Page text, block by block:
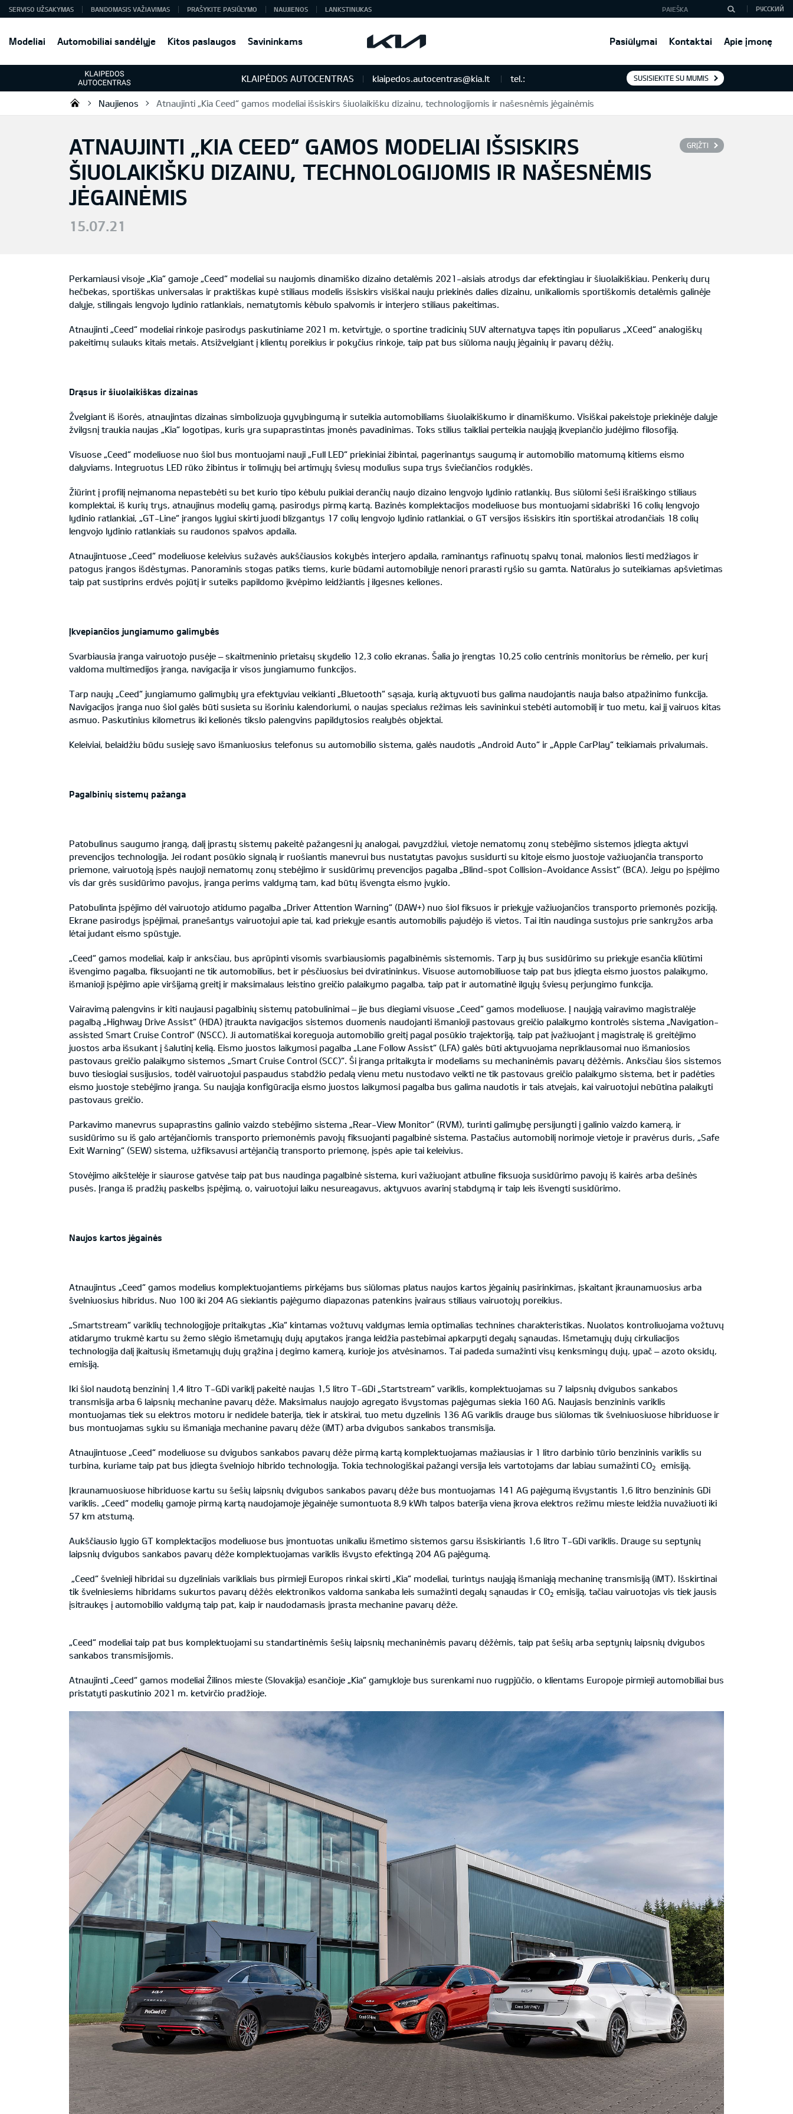
Modeliai Automobiliai sandėlyje Kitos paslaugos Savininkams Pasiūlymai Kontaktai Apie įmonę
SERVISO UŽSAKYMAS BANDOMASIS VAŽIAVIMAS PRAŠYKITE PASIŪLYMO NAUJIENOS LANKSTINUKAS РУССКИЙ
KLAIPĖDOS AUTOCENTRAS klaipedos.autocentras@kia.lt tel.: SUSISIEKITE SU MUMIS
Klaipėdos Autocentras
Naujienos Atnaujinti „Kia Ceed“ gamos modeliai išsiskirs šiuolaikišku dizainu, technologijomis ir našesnėmis jėgainėmis
GRĮŽTI
ATNAUJINTI „KIA CEED“ GAMOS MODELIAI IŠSISKIRS
ŠIUOLAIKIŠKU DIZAINU, TECHNOLOGIJOMIS IR NAŠESNĖMIS
JĖGAINĖMIS
15.07.21
Perkamiausi visoje „Kia“ gamoje „Ceed“ modeliai su naujomis dinamiško dizaino detalėmis 2021-aisiais atrodys dar efektingiau ir šiuolaikiškiau. Penkerių durų
hečbekas, sportiškas universalas ir praktiškas kupė stiliaus modelis išsiskirs visiškai nauju priekinės dalies dizainu, unikaliomis sportiškomis detalėmis galinėje
dalyje, stilingais lengvojo lydinio ratlankiais, nematytomis kėbulo spalvomis ir interjero stiliaus pakeitimas.
Atnaujinti „Ceed“ modeliai rinkoje pasirodys paskutiniame 2021 m. ketvirtyje, o sportine tradicinių SUV alternatyva tapęs itin populiarus „XCeed“ analogiškų
pakeitimų sulauks kitais metais. Atsižvelgiant į klientų poreikius ir pokyčius rinkoje, taip pat bus siūloma naujų jėgainių ir pavarų dėžių.
Drąsus ir šiuolaikiškas dizainas
Žvelgiant iš išorės, atnaujintas dizainas simbolizuoja gyvybingumą ir suteikia automobiliams šiuolaikiškumo ir dinamiškumo. Visiškai pakeistoje priekinėje dalyje
žvilgsnį traukia naujas „Kia“ logotipas, kuris yra supaprastintas įmonės pavadinimas. Toks stilius taikliai perteikia naująją įkvepiančio judėjimo filosofiją.
Visuose „Ceed“ modeliuose nuo šiol bus montuojami nauji „Full LED“ priekiniai žibintai, pagerinantys saugumą ir automobilio matomumą kitiems eismo
dalyviams. Integruotus LED rūko žibintus ir tolimųjų bei artimųjų šviesų modulius supa trys šviečiančios rodyklės.
Žiūrint į profilį neįmanoma nepastebėti su bet kurio tipo kėbulu puikiai derančių naujo dizaino lengvojo lydinio ratlankių. Bus siūlomi šeši išraiškingo stiliaus
komplektai, iš kurių trys, atnaujinus modelių gamą, pasirodys pirmą kartą. Bazinės komplektacijos modeliuose bus montuojami sidabriški 16 colių lengvojo
lydinio ratlankiai, „GT-Line“ įrangos lygiui skirti juodi blizgantys 17 colių lengvojo lydinio ratlankiai, o GT versijos išsiskirs itin sportiškai atrodančiais 18 colių
lengvojo lydinio ratlankiais su raudonos spalvos apdaila.
Atnaujintuose „Ceed“ modeliuose keleivius sužavės aukščiausios kokybės interjero apdaila, raminantys rafinuotų spalvų tonai, malonios liesti medžiagos ir
patogus įrangos išdėstymas. Panoraminis stogas patiks tiems, kurie būdami automobilyje nenori prarasti ryšio su gamta. Natūralus jo suteikiamas apšvietimas
taip pat sustiprins erdvės pojūtį ir suteiks papildomo įkvėpimo leidžiantis į ilgesnes keliones.
Įkvepiančios jungiamumo galimybės
Svarbiausia įranga vairuotojo pusėje – skaitmeninio prietaisų skydelio 12,3 colio ekranas. Šalia jo įrengtas 10,25 colio centrinis monitorius be rėmelio, per kurį
valdoma multimedijos įranga, navigacija ir visos jungiamumo funkcijos.
Tarp naujų „Ceed“ jungiamumo galimybių yra efektyviau veikianti „Bluetooth“ sąsaja, kurią aktyvuoti bus galima naudojantis nauja balso atpažinimo funkcija.
Navigacijos įranga nuo šiol galės būti susieta su išoriniu kalendoriumi, o naujas specialus režimas leis savininkui stebėti automobilį ir tuo metu, kai jį vairuos kitas
asmuo. Paskutinius kilometrus iki kelionės tikslo palengvins papildytosios realybės objektai.
Keleiviai, belaidžiu būdu susieję savo išmaniuosius telefonus su automobilio sistema, galės naudotis „Android Auto“ ir „Apple CarPlay“ teikiamais privalumais.
Pagalbinių sistemų pažanga
Patobulinus saugumo įrangą, dalį įprastų sistemų pakeitė pažangesni jų analogai, pavyzdžiui, vietoje nematomų zonų stebėjimo sistemos įdiegta aktyvi
prevencijos technologija. Jei rodant posūkio signalą ir ruošiantis manevrui bus nustatytas pavojus susidurti su kitoje eismo juostoje važiuojančia transporto
priemone, vairuotoją įspės naujoji nematomų zonų stebėjimo ir susidūrimų prevencijos pagalba „Blind-spot Collision-Avoidance Assist“ (BCA). Jeigu po įspėjimo
vis dar grės susidūrimo pavojus, įranga perims valdymą tam, kad būtų išvengta eismo įvykio.
Patobulinta įspėjimo dėl vairuotojo atidumo pagalba „Driver Attention Warning“ (DAW+) nuo šiol fiksuos ir priekyje važiuojančios transporto priemonės poziciją.
Ekrane pasirodys įspėjimai, pranešantys vairuotojui apie tai, kad priekyje esantis automobilis pajudėjo iš vietos. Tai itin naudinga sustojus prie sankryžos arba
lėtai judant eismo spūstyje.
„Ceed“ gamos modeliai, kaip ir anksčiau, bus aprūpinti visomis svarbiausiomis pagalbinėmis sistemomis. Tarp jų bus susidūrimo su priekyje esančia kliūtimi
išvengimo pagalba, fiksuojanti ne tik automobilius, bet ir pėsčiuosius bei dviratininkus. Visuose automobiliuose taip pat bus įdiegta eismo juostos palaikymo,
išmanioji įspėjimo apie viršijamą greitį ir maksimalaus leistino greičio palaikymo pagalba, taip pat ir automatinė ilgųjų šviesų perjungimo funkcija.
Vairavimą palengvins ir kiti naujausi pagalbinių sistemų patobulinimai – jie bus diegiami visuose „Ceed“ gamos modeliuose. Į naująją vairavimo magistralėje
pagalbą „Highway Drive Assist“ (HDA) įtraukta navigacijos sistemos duomenis naudojanti išmanioji pastovaus greičio palaikymo kontrolės sistema „Navigation-
assisted Smart Cruise Control“ (NSCC). Ji automatiškai koreguoja automobilio greitį pagal posūkio trajektoriją, taip pat įvažiuojant į magistralę iš greitėjimo
juostos arba išsukant į šalutinį kelią. Eismo juostos laikymosi pagalba „Lane Follow Assist“ (LFA) galės būti aktyvuojama nepriklausomai nuo išmaniosios
pastovaus greičio palaikymo sistemos „Smart Cruise Control (SCC)“. Ši įranga pritaikyta ir modeliams su mechaninėmis pavarų dėžėmis. Anksčiau šios sistemos
buvo tiesiogiai susijusios, todėl vairuotojui paspaudus stabdžio pedalą vienu metu nustodavo veikti ne tik pastovaus greičio palaikymo sistema, bet ir padėties
eismo juostoje stebėjimo įranga. Su naująja konfigūracija eismo juostos laikymosi pagalba bus galima naudotis ir tais atvejais, kai vairuotojui nebūtina palaikyti
pastovaus greičio.
Parkavimo manevrus supaprastins galinio vaizdo stebėjimo sistema „Rear-View Monitor“ (RVM), turinti galimybę persijungti į galinio vaizdo kamerą, ir
susidūrimo su iš galo artėjančiomis transporto priemonėmis pavojų fiksuojanti pagalbinė sistema. Pastačius automobilį norimoje vietoje ir pravėrus duris, „Safe
Exit Warning“ (SEW) sistema, užfiksavusi artėjančią transporto priemonę, įspės apie tai keleivius.
Stovėjimo aikštelėje ir siaurose gatvėse taip pat bus naudinga pagalbinė sistema, kuri važiuojant atbuline fiksuoja susidūrimo pavojų iš kairės arba dešinės
pusės. Įranga iš pradžių paskelbs įspėjimą, o, vairuotojui laiku nesureagavus, aktyvuos avarinį stabdymą ir taip leis išvengti susidūrimo.
Naujos kartos jėgainės
Atnaujintus „Ceed“ gamos modelius komplektuojantiems pirkėjams bus siūlomas platus naujos kartos jėgainių pasirinkimas, įskaitant įkraunamuosius arba
švelniuosius hibridus. Nuo 100 iki 204 AG siekiantis pajėgumo diapazonas patenkins įvairaus stiliaus vairuotojų poreikius.
„Smartstream“ variklių technologijoje pritaikytas „Kia“ kintamas vožtuvų valdymas lemia optimalias technines charakteristikas. Nuolatos kontroliuojama vožtuvų
atidarymo trukmė kartu su žemo slėgio išmetamųjų dujų apytakos įranga leidžia pastebimai apkarpyti degalų sąnaudas. Išmetamųjų dujų cirkuliacijos
technologija dalį įkaitusių išmetamųjų dujų grąžina į degimo kamerą, kurioje jos atvėsinamos. Tai padeda sumažinti visų kenksmingų dujų, ypač – azoto oksidų,
emisiją.
Iki šiol naudotą benzininį 1,4 litro T-GDi variklį pakeitė naujas 1,5 litro T-GDi „Startstream“ variklis, komplektuojamas su 7 laipsnių dvigubos sankabos
transmisija arba 6 laipsnių mechanine pavarų dėže. Maksimalus naujojo agregato išvystomas pajėgumas siekia 160 AG. Naujasis benzininis variklis
montuojamas tiek su elektros motoru ir nedidele baterija, tiek ir atskirai, tuo metu dyzelinis 136 AG variklis drauge bus siūlomas tik švelniuosiuose hibriduose ir
bus montuojamas sykiu su išmaniąja mechanine pavarų dėže (iMT) arba dvigubos sankabos transmisija.
Atnaujintuose „Ceed“ modeliuose su dvigubos sankabos pavarų dėže pirmą kartą komplektuojamas mažiausias ir 1 litro darbinio tūrio benzininis variklis su
turbina, kuriame taip pat bus įdiegta švelniojo hibrido technologija. Tokia technologiškai pažangi versija leis vartotojams dar labiau sumažinti CO2 emisiją.
Įkraunamuosiuose hibriduose kartu su šešių laipsnių dvigubos sankabos pavarų dėže bus montuojamas 141 AG pajėgumą išvystantis 1,6 litro benzininis GDi
variklis. „Ceed“ modelių gamoje pirmą kartą naudojamoje jėgainėje sumontuota 8,9 kWh talpos baterija viena įkrova elektros režimu mieste leidžia nuvažiuoti iki
57 km atstumą.
Aukščiausio lygio GT komplektacijos modeliuose bus įmontuotas unikaliu išmetimo sistemos garsu išsiskiriantis 1,6 litro T-GDi variklis. Drauge su septynių
laipsnių dvigubos sankabos pavarų dėže komplektuojamas variklis išvysto efektingą 204 AG pajėgumą.
„Ceed“ švelnieji hibridai su dyzeliniais varikliais bus pirmieji Europos rinkai skirti „Kia“ modeliai, turintys naująją išmaniąją mechaninę transmisiją (iMT). Išskirtinai
tik švelniesiems hibridams sukurtos pavarų dėžės elektronikos valdoma sankaba leis sumažinti degalų sąnaudas ir CO2 emisiją, tačiau vairuotojas vis tiek jausis
įsitraukęs į automobilio valdymą taip pat, kaip ir naudodamasis įprasta mechanine pavarų dėže.
„Ceed“ modeliai taip pat bus komplektuojami su standartinėmis šešių laipsnių mechaninėmis pavarų dėžėmis, taip pat šešių arba septynių laipsnių dvigubos
sankabos transmisijomis.
Atnaujinti „Ceed“ gamos modeliai Žilinos mieste (Slovakija) esančioje „Kia“ gamykloje bus surenkami nuo rugpjūčio, o klientams Europoje pirmieji automobiliai bus
pristatyti paskutinio 2021 m. ketvirčio pradžioje.